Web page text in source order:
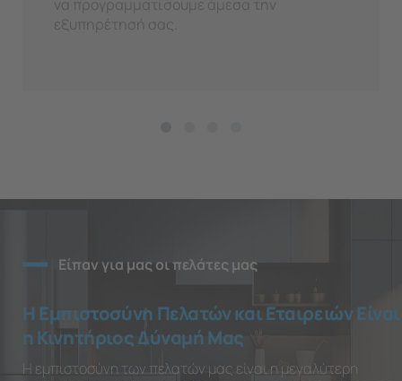
να προγραμματίσουμε άμεσα την
εξυπηρέτησή σας.
Είπαν για μας οι πελάτες μας
Η Εμπιστοσύνη Πελατών και Εταιρειών Είναι
η Κινητήριος Δύναμή Μας
Η εμπιστοσύνη των πελατών μας είναι η μεγαλύτερη